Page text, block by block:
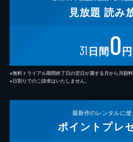
見放題 読み
31 日間0円
※無料トライアル期間終了日の翌日が属する月から月額料
※日割りでのご請求はいたしません。
最新作のレンタルに使
ポイント プレ